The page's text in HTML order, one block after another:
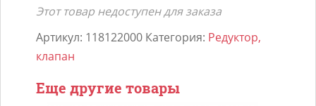
Этот товар недоступен для заказа
Артикул: 118122000 Категория: Редуктор,
клапан
Еще другие товары